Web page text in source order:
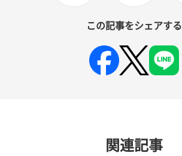
この記事をシェアする
関連記事